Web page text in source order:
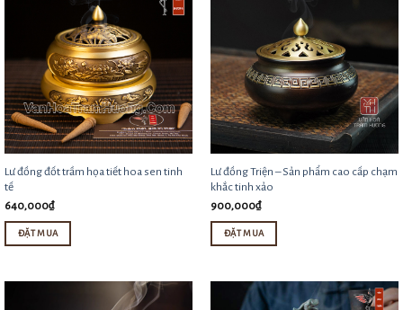
biến
thể.
Các
tùy
chọn
có
thể
được
chọn
Lư đồng đốt trầm họa tiết hoa sen tinh
tế
640,000₫
ĐẶT MUA
Lư đồng Triện – Sản phẩm cao cấp chạm
khắc tinh xảo
900,000₫
ĐẶT MUA